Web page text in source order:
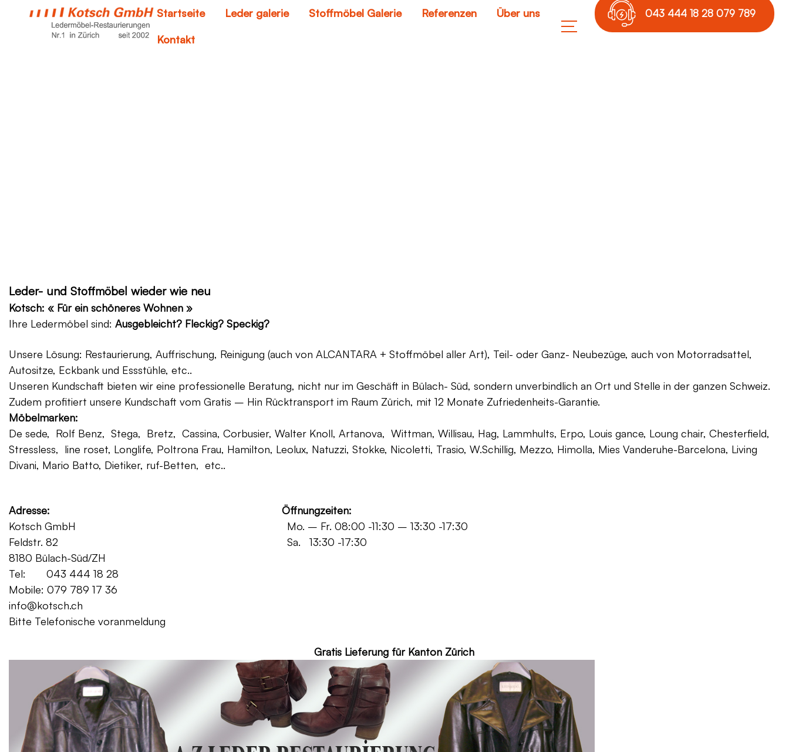
Startseite Leder galerie Stoffmöbel Galerie Referenzen Über uns
Kontakt
043 444 18 28 079 789
Leder- und Stoffmöbel wieder wie neu
Kotsch: « Für ein schöneres Wohnen »
Ihre Ledermöbel sind: Ausgebleicht? Fleckig? Speckig?
Unsere Lösung: Restaurierung, Auffrischung, Reinigung (auch von ALCANTARA + Stoffmöbel aller Art), Teil- oder Ganz- Neubezüge, auch von Motorradsattel,
Autositze, Eckbank und Essstühle, etc..
Unseren Kundschaft bieten wir eine professionelle Beratung, nicht nur im Geschäft in Bülach- Süd, sondern unverbindlich an Ort und Stelle in der ganzen Schweiz.
Zudem profitiert unsere Kundschaft vom Gratis – Hin Rücktransport im Raum Zürich, mit 12 Monate Zufriedenheits-Garantie.
Möbelmarken:
De sede, Rolf Benz, Stega, Bretz, Cassina, Corbusier, Walter Knoll, Artanova, Wittman, Willisau, Hag, Lammhults, Erpo, Louis gance, Loung chair, Chesterfield,
Stressless, line roset, Longlife, Poltrona Frau, Hamilton, Leolux, Natuzzi, Stokke, Nicoletti, Trasio, W.Schillig, Mezzo, Himolla, Mies Vanderuhe-Barcelona, Living
Divani, Mario Batto, Dietiker, ruf-Betten, etc..
Adresse:
Öffnungzeiten:
Kotsch GmbH Mo. – Fr. 08:00 -11:30 – 13:30 -17:30
Feldstr. 82 Sa. 13:30 -17:30
8180 Bülach-Süd/ZH
Tel: 043 444 18 28
Mobile: 079 789 17 36
info@kotsch.ch
Bitte Telefonische voranmeldung
Gratis Lieferung für Kanton Zürich